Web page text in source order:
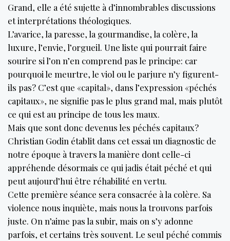
Grand, elle a été sujette à d’innombrables discussions
et interprétations théologiques.
L’avarice, la paresse, la gourmandise, la colère, la
luxure, l’envie, l’orgueil. Une liste qui pourrait faire
sourire si l’on n’en comprend pas le principe: car
pourquoi le meurtre, le viol ou le parjure n’y figurent-
ils pas? C’est que «capital», dans l’expression «péchés
capitaux», ne signifie pas le plus grand mal, mais plutôt
ce qui est au principe de tous les maux.
Mais que sont donc devenus les péchés capitaux?
Christian Godin établit dans cet essai un diagnostic de
notre époque à travers la manière dont celle-ci
appréhende désormais ce qui jadis était péché et qui
peut aujourd’hui être réhabilité en vertu.
Cette première séance sera consacrée à la colère. Sa
violence nous inquiète, mais nous la trouvons parfois
juste. On n’aime pas la subir, mais on s’y adonne
parfois, et certains très souvent. Le seul péché commis